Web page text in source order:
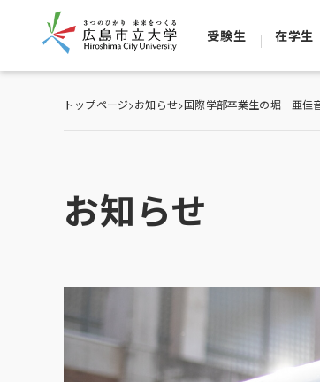
受験生 在学生
トップページ>お知らせ>国際学部卒業生の堀 亜佳
お知らせ